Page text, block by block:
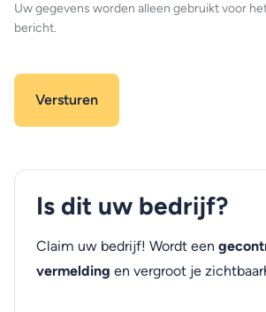
Uw gegevens worden alleen gebruikt voor
bericht.
Is dit uw bedrijf?
Claim uw bedrijf! Wordt een
vermelding en vergroot je